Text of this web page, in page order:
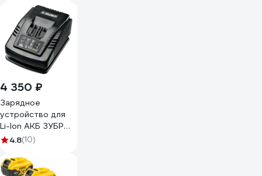
В, 1 порт, 1x6 А,
TC-20-1
4 350 ₽
Зарядное
устройство для
Li-Ion АКБ ЗУБР
Профессионал
RT7-20-6
4.8(10)